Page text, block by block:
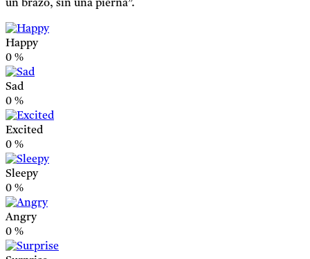
un brazo, sin una pierna”.
Happy
0 %
Sad
0 %
Excited
0 %
Sleepy
0 %
Angry
0 %